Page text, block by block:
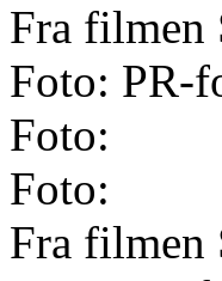
Fra
Foto: PR-
Foto:
Foto:
Fra